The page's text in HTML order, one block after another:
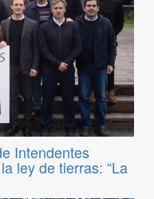
Intendentes
ley de tierras: “La